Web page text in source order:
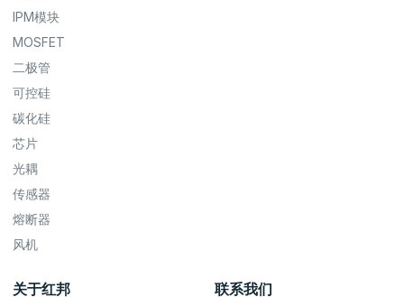
IPM模块
MOSFET
二极管
可控硅
碳化硅
芯片
光耦
传感器
熔断器
风机
关于红邦 联系我们